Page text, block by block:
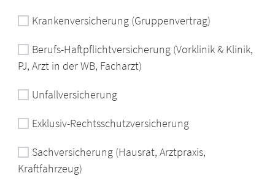
Krankenversicherung (Gruppenvertrag)
Berufs-Haftpflichtversicherung (Vorklinik & Klinik,
PJ, Arzt in der WB, Facharzt)
Unfallversicherung
Exklusiv-Rechtsschutzversicherung
Sachversicherung (Hausrat, Arztpraxis,
Kraftfahrzeug)